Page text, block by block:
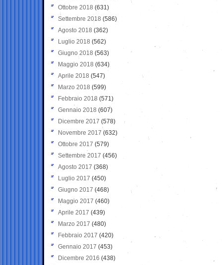
Ottobre 2018 (631)
Settembre 2018 (586)
Agosto 2018 (362)
Luglio 2018 (562)
Giugno 2018 (563)
Maggio 2018 (634)
Aprile 2018 (547)
Marzo 2018 (599)
Febbraio 2018 (571)
Gennaio 2018 (607)
Dicembre 2017 (578)
Novembre 2017 (632)
Ottobre 2017 (579)
Settembre 2017 (456)
Agosto 2017 (368)
Luglio 2017 (450)
Giugno 2017 (468)
Maggio 2017 (460)
Aprile 2017 (439)
Marzo 2017 (480)
Febbraio 2017 (420)
Gennaio 2017 (453)
Dicembre 2016 (438)